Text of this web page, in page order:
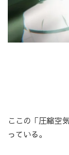
ここの「圧縮空
っている。